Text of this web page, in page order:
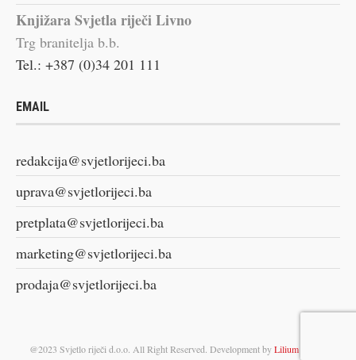
Knjižara Svjetla riječi Livno
Trg branitelja b.b.
Tel.: +387 (0)34 201 111
EMAIL
redakcija@svjetlorijeci.ba
uprava@svjetlorijeci.ba
pretplata@svjetlorijeci.ba
marketing@svjetlorijeci.ba
prodaja@svjetlorijeci.ba
@2023 Svjetlo riječi d.o.o. All Right Reserved. Development byLilium Digital